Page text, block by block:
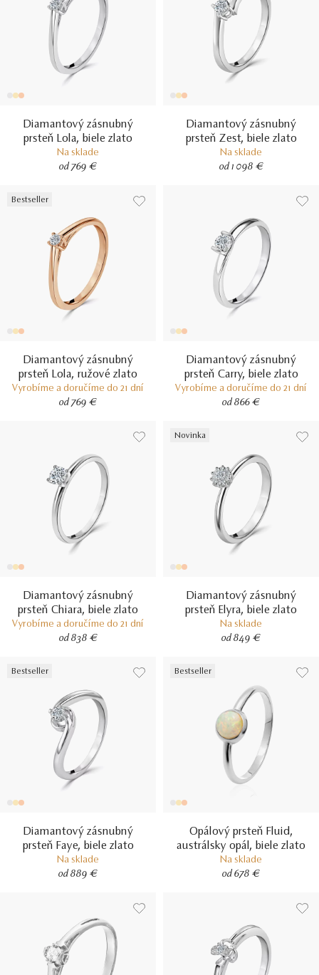
Diamantový zásnubný
prsteň Lola, biele zlato
Na sklade
od 769 €
Diamantový zásnubný
prsteň Zest, biele zlato
Na sklade
od 1 098 €
Bestseller
Diamantový zásnubný
prsteň Lola, ružové zlato
Vyrobíme a doručíme do 21 dní
od 769 €
Diamantový zásnubný
prsteň Carry, biele zlato
Vyrobíme a doručíme do 21 dní
od 866 €
Diamantový zásnubný
prsteň Chiara, biele zlato
Vyrobíme a doručíme do 21 dní
od 838 €
Novinka
Diamantový zásnubný
prsteň Elyra, biele zlato
Na sklade
od 849 €
Bestseller
Diamantový zásnubný
prsteň Faye, biele zlato
Na sklade
od 889 €
Bestseller
Opálový prsteň Fluid,
austrálsky opál, biele zlato
Na sklade
od 678 €